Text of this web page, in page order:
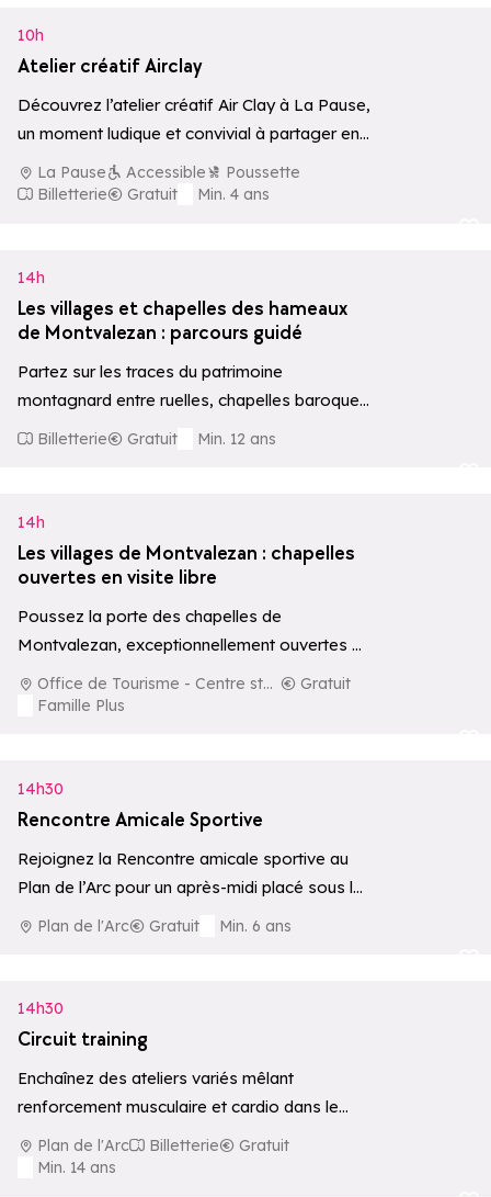
10h
Atelier créatif Airclay
Découvrez l’atelier créatif Air Clay à La Pause,
un moment ludique et convivial à partager en
famille.
La Pause Accessible
Poussette
Billetterie
Gratuit
Min. 4 ans
14h
Les villages et chapelles des hameaux
de Montvalezan : parcours guidé
Partez sur les traces du patrimoine
montagnard entre ruelles, chapelles baroques
et traditions locales. Le circuit s'effectue en
Billetterie Gratuit
Min. 12 ans
14h
Les villages de Montvalezan : chapelles
ouvertes en visite libre
Poussez la porte des chapelles de
Montvalezan, exceptionnellement ouvertes au
public chaque jeudi de 14h à 17h. Accueillis par
des…
Office de Tourisme - Centre station
Gratuit
Famille Plus
14h30
Rencontre Amicale Sportive
Rejoignez la Rencontre amicale sportive au
Plan de l’Arc pour un après-midi placé sous le
signe du jeu, du sport…
Plan de l'Arc Gratuit
Min. 6 ans
14h30
Circuit training
Enchaînez des ateliers variés mêlant
renforcement musculaire et cardio dans le
cadre exceptionnel du Plan de l'Arc. Une
séance dynamique…
Plan de l'Arc Billetterie
Gratuit
Min. 14 ans